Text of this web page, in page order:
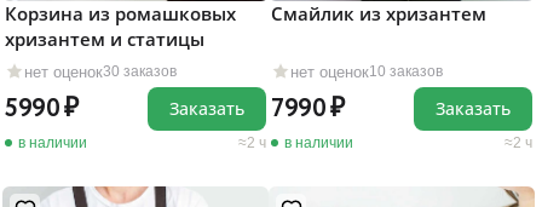
нет оценок30 заказов
Корзина из ромашковых
хризантем и статицы
5990
в наличии 2 ч
Заказать
нет оценок10 заказов
Смайлик из хризантем
7990
в наличии 2 ч
Заказать